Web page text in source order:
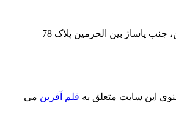
جنب پاساژ بین الحرمین پلاک 78
این سایت متعلق به قلم آفرین می